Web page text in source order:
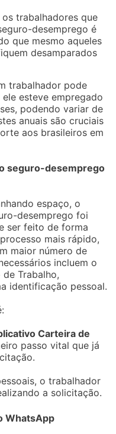
os trabalhadores que
desemprego é
que mesmo aqueles
desamparados
trabalhador pode
esteve empregado
podendo variar de
anuais são cruciais
aos brasileiros em
seguro-desemprego
espaço, o
desemprego foi
ser feito de forma
mais rápido,
maior número de
incluem o
Trabalho,
identificação pessoal.
Carteira de
passo vital que já
o trabalhador
a solicitação.
WhatsApp